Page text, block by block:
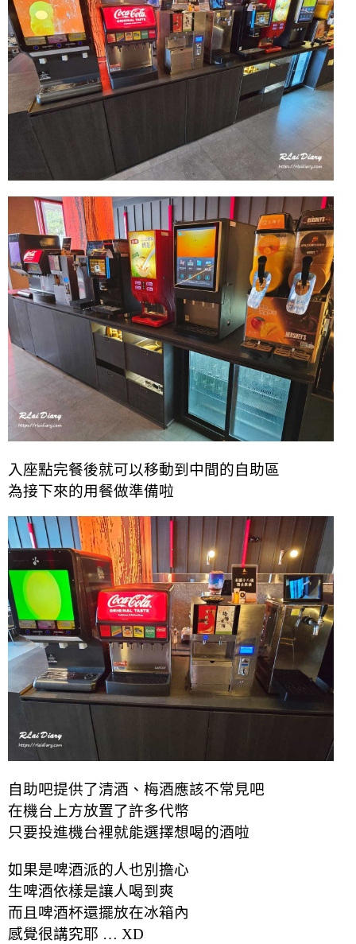
入座點完餐後就可以移動到中間的自助區
為接下來的用餐做準備啦
自助吧提供了清酒、梅酒應該不常見吧
在機台上方放置了許多代幣
只要投進機台裡就能選擇想喝的酒啦
如果是啤酒派的人也別擔心
生啤酒依樣是讓人喝到爽
而且啤酒杯還擺放在冰箱內
感覺很講究耶 … XD